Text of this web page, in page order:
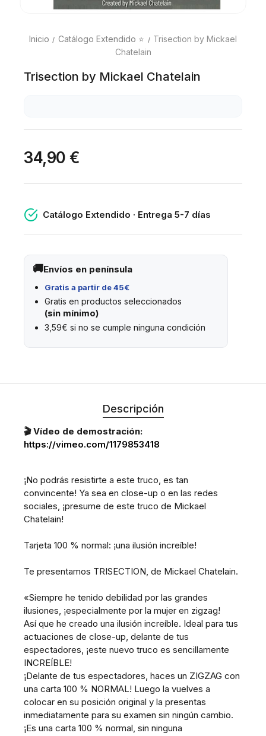
Inicio Catálogo Extendido ⭐
Trisection by Mickael
Chatelain
Trisection by Mickael Chatelain
34,90 €
Catálogo Extendido · Entrega 5-7 días
Envíos en península
Gratis a partir de 45€
Gratis en productos seleccionados
(sin mínimo)
3,59€ si no se cumple ninguna condición
Descripción
🎬 Vídeo de demostración:
https://vimeo.com/1179853418
¡No podrás resistirte a este truco, es tan
convincente! Ya sea en close-up o en las redes
sociales, ¡presume de este truco de Mickael
Chatelain!
Tarjeta 100 % normal: ¡una ilusión increíble!
Te presentamos TRISECTION, de Mickael Chatelain.
«Siempre he tenido debilidad por las grandes
ilusiones, ¡especialmente por la mujer en zigzag!
Así que he creado una ilusión increíble. Ideal para tus
actuaciones de close-up, delante de tus
espectadores, ¡este nuevo truco es sencillamente
INCREÍBLE!
¡Delante de tus espectadores, haces un ZIGZAG con
una carta 100 % NORMAL! Luego la vuelves a
colocar en su posición original y la presentas
inmediatamente para su examen sin ningún cambio.
¡Es una carta 100 % normal, sin ninguna